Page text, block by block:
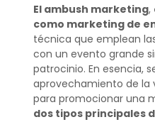
El ambush marketing,
como marketing de
técnica que emplean
con un evento grande
patrocinio. En esencia,
aprovechamiento de la
para promocionar una
dos tipos principales